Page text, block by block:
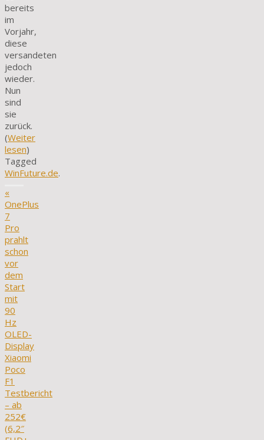
bereits
im
Vorjahr,
diese
versandeten
jedoch
wieder.
Nun
sind
sie
zurück.
(Weiter
lesen)
Tagged
WinFuture.de.
«
OnePlus
7
Pro
prahlt
schon
vor
dem
Start
mit
90
Hz
OLED-
Display
Xiaomi
Poco
F1
Testbericht
– ab
252€
(6,2″